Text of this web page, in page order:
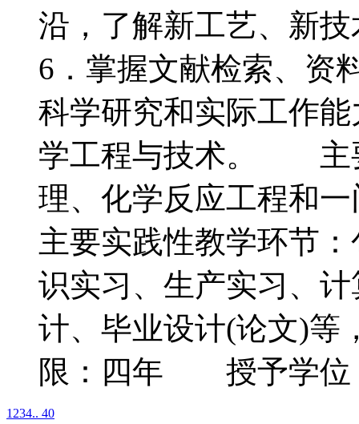
沿，了解新工艺、
6．掌握文献检索、资
科学研究和实际工作
学工程与技术。 主
理、化学反应工程
主要实践性教学环节
识实习、生产实习、
计、毕业设计(论文)
限：四年 授予学位
1 234.. 40